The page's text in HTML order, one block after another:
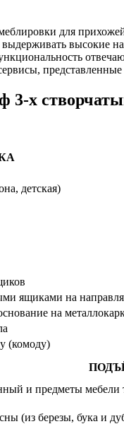
для
высокие
представленные
х
детская)
ящиками на
на
(комоду)
и предметы мебели
(из березы, бука и